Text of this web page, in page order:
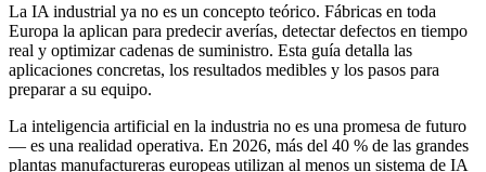
La IA industrial ya no es un concepto teórico. Fábricas en toda
Europa la aplican para predecir averías, detectar defectos en tiempo
real y optimizar cadenas de suministro. Esta guía detalla las
aplicaciones concretas, los resultados medibles y los pasos para
preparar a su equipo.
La inteligencia artificial en la industria no es una promesa de futuro
— es una realidad operativa. En 2026, más del 40 % de las grandes
plantas manufactureras europeas utilizan al menos un sistema de IA